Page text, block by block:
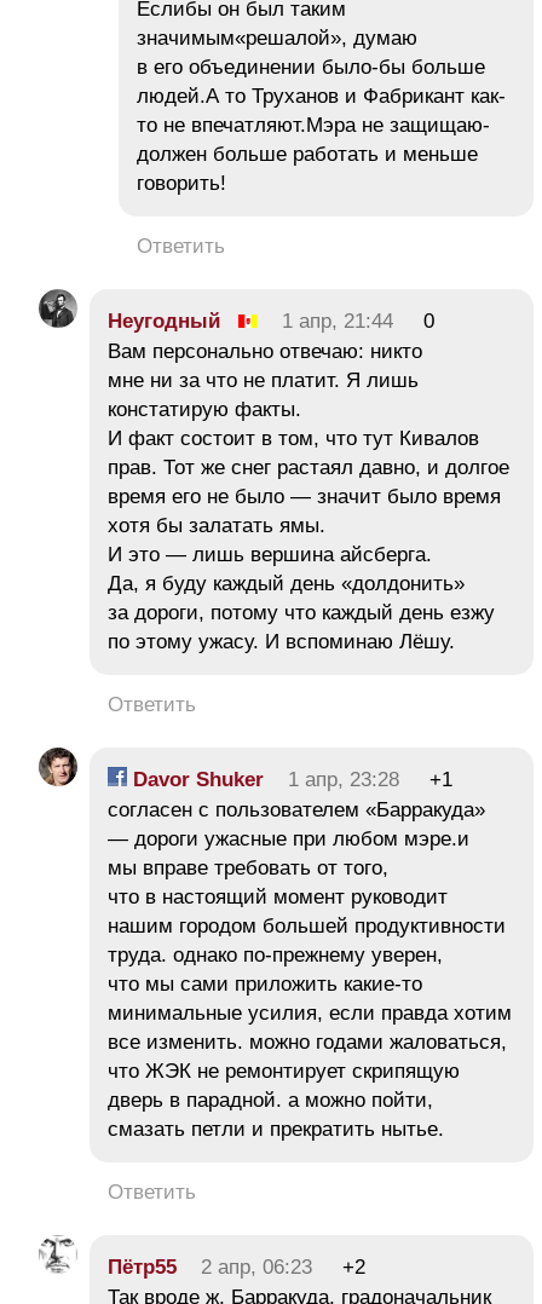
Еслибы он был таким
значимым«решалой», думаю
в его объединении было-бы больше
людей.А то Труханов и Фабрикант как-
то не впечатляют.Мэра не защищаю-
должен больше работать и меньше
говорить!
Ответить
Неугодный 1 апр, 21:44
0
Вам персонально отвечаю: никто
мне ни за что не платит. Я лишь
констатирую факты.
И факт состоит в том, что тут Кивалов
прав. Тот же снег растаял давно, и долгое
время его не было — значит было время
хотя бы залатать ямы.
И это — лишь вершина айсберга.
Да, я буду каждый день «долдонить»
за дороги, потому что каждый день езжу
по этому ужасу. И вспоминаю Лёшу.
Ответить
Davor Shuker 1 апр, 23:28
+1
согласен с пользователем «Барракуда»
— дороги ужасные при любом мэре.и
мы вправе требовать от того,
что в настоящий момент руководит
нашим городом большей продуктивности
труда. однако по-прежнему уверен,
что мы сами приложить какие-то
минимальные усилия, если правда хотим
все изменить. можно годами жаловаться,
что ЖЭК не ремонтирует скрипящую
дверь в парадной. а можно пойти,
смазать петли и прекратить нытье.
Ответить
Пётр55 2 апр, 06:23
+2
Так вроде ж, Барракуда, градоначальник